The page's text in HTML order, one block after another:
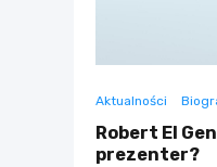
Aktualności
Robert El
prezenter?